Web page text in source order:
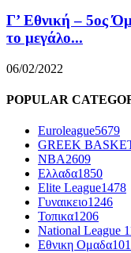
Γ’ Εθνική – 5ος
το μεγάλο...
06/02/2022
POPULAR
Euroleague5679
GREEK
NBA2609
Ελλαδα1850
Elite League1478
Γυναικειο1246
Τοπικα1206
National League 1
Εθνικη Ομαδα